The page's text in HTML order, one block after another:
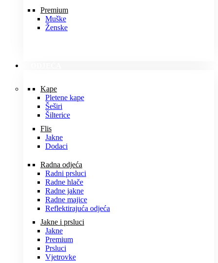
Premium
Muške
Ženske
Kape
Pletene kape
Šeširi
Šilterice
Flis
Jakne
Dodaci
Radna odjeća
Radni prsluci
Radne hlače
Radne jakne
Radne majice
Reflektirajuća odjeća
Jakne i prsluci
Jakne
Premium
Prsluci
Vjetrovke